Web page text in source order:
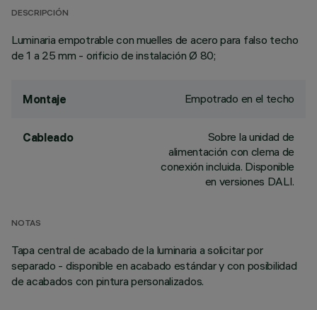
DESCRIPCIÓN
Luminaria empotrable con muelles de acero para falso techo
de 1 a 25 mm - orificio de instalación Ø 80;
Montaje Empotrado en el techo
Cableado
Sobre la unidad de
alimentación con clema de
conexión incluida. Disponible
en versiones DALI.
NOTAS
Tapa central de acabado de la luminaria a solicitar por
separado - disponible en acabado estándar y con posibilidad
de acabados con pintura personalizados.